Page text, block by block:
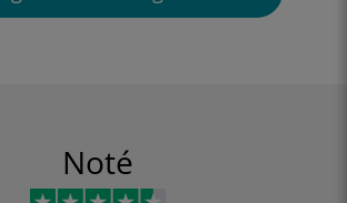
Windows 10
Noté